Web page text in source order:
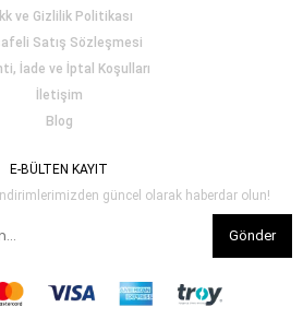
ve Gizlilik Politikası
Satış Sözleşmesi
İade ve İptal Koşulları
İletişim
Blog
E-BÜLTEN KAYIT
güncel olarak haberdar olun!
Gönder